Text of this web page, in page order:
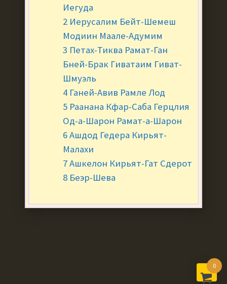
0
Иегуда
2 Иерусалим Бейт-Шемеш
Модиин Маале-Адумим
3 Петах-Тиква Рамат-Ган
Бней-Брак Гиватаим Гиват-
Шмуэль
4 Ганей-Авив Рамле Лод
5 Раанана Кфар-Саба Герцлия
Од-а-Шарон Рамат-а-Шарон
6 Ашдод Гедера Кирьят-
Малахи
7 Ашкелон Кирьят-Гат Сдерот
8 Беэр-Шева